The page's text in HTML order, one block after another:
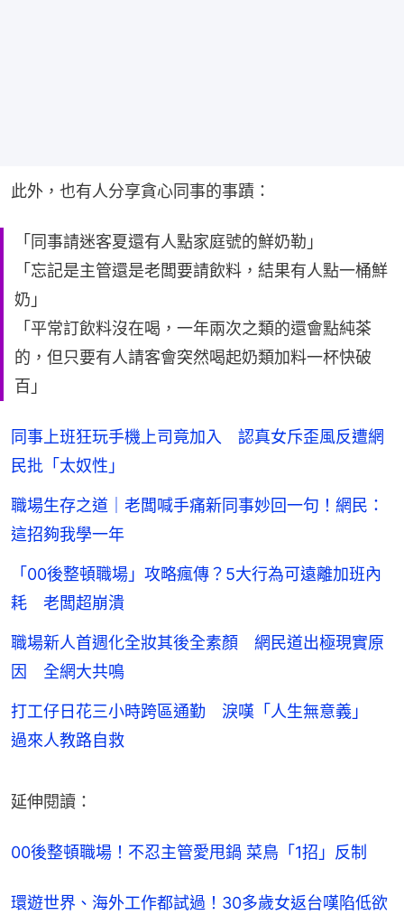
此外，也有人分享貪心同事的事蹟：
「同事請迷客夏還有人點家庭號的鮮奶勒」
「忘記是主管還是老闆要請飲料，結果有人點一桶鮮
奶」
「平常訂飲料沒在喝，一年兩次之類的還會點純茶
的，但只要有人請客會突然喝起奶類加料一杯快破
百」
同事上班狂玩手機上司竟加入 認真女斥歪風反遭網
民批「太奴性」
職場生存之道｜老闆喊手痛新同事妙回一句！網民：
這招夠我學一年
「00後整頓職場」攻略瘋傳？5大行為可遠離加班內
耗 老闆超崩潰
職場新人首週化全妝其後全素顏 網民道出極現實原
因 全網大共鳴
打工仔日花三小時跨區通勤 淚嘆「人生無意義」
過來人教路自救
延伸閱讀：
00後整頓職場！不忍主管愛甩鍋 菜鳥「1招」反制
環遊世界、海外工作都試過！30多歲女返台嘆陷低欲